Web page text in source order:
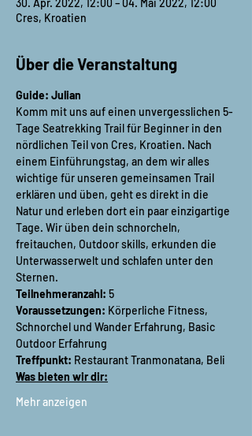
30. Apr. 2022, 12:00 – 04. Mai 2022, 12:00
Cres, Kroatien
Über die Veranstaltung
Guide: Julian
Komm mit uns auf einen unvergesslichen 5-
Tage Seatrekking Trail für Beginner in den
nördlichen Teil von Cres, Kroatien. Nach
einem Einführungstag, an dem wir alles
wichtige für unseren gemeinsamen Trail
erklären und üben, geht es direkt in die
Natur und erleben dort ein paar einzigartige
Tage. Wir üben dein schnorcheln,
freitauchen, Outdoor skills, erkunden die
Unterwasserwelt und schlafen unter den
Sternen.
Teilnehmeranzahl: 5
Voraussetzungen: Körperliche Fitness,
Schnorchel und Wander Erfahrung, Basic
Outdoor Erfahrung
Treffpunkt: Restaurant Tranmonatana, Beli
Was bieten wir dir:
Mehr anzeigen